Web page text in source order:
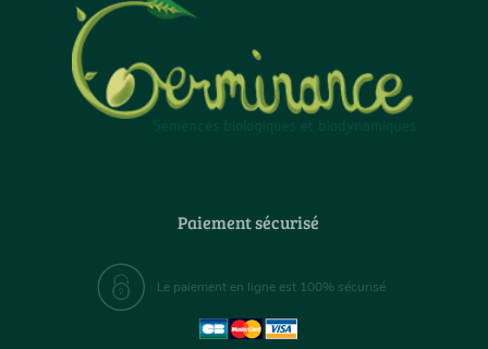
Paiement sécurisé
Le paiement en ligne est 100% sécurisé